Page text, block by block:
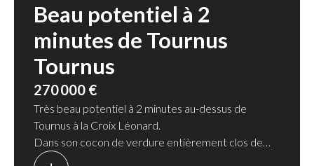
Beau potentiel à 2
minutes de Tournus
Tournus
270 000 €
Très beau potentiel à 2 minutes au-dessus de
Tournus à la Croix Léonard.
Dans son cocon de verdure entièrement clos de
murs, cette charmante maison à rafraichir vous fait